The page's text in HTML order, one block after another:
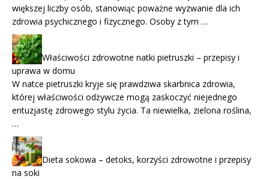
większej liczby osób, stanowiąc poważne wyzwanie dla ich
zdrowia psychicznego i fizycznego. Osoby z tym …
Właściwości zdrowotne natki pietruszki – przepisy i
uprawa w domu
W natce pietruszki kryje się prawdziwa skarbnica zdrowia,
której właściwości odżywcze mogą zaskoczyć niejednego
entuzjastę zdrowego stylu życia. Ta niewielka, zielona roślina,
…
Dieta sokowa – detoks, korzyści zdrowotne i przepisy
na soki